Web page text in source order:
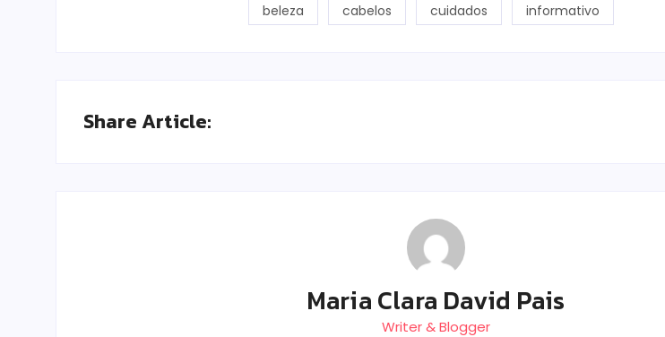
beleza cabelos cuidados informativo
Share Article:
Maria Clara David Pais
Writer & Blogger